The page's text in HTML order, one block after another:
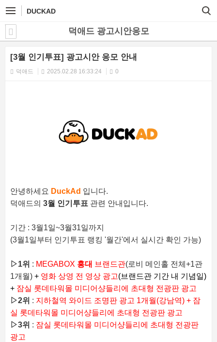
DUCKAD
덕애드 광고시안응모
[3월 인기투표] 광고시안 응모 안내
덕애드 2025.02.28 16:33:24 0
안녕하세요 DuckAd 입니다.
덕애드의 3월 인기투표 관련 안내입니다.
기간 : 3월1일~3월31일까지
(3월1일부터 인기투표 랭킹 '월간'에서 실시간 확인 가능)
▷1위 : MEGABOX 홍대 브랜드관(로비 메인홀 전체+1관
1개월) + 영화 상영 전 영상 광고(브랜드관 기간 내 기념일)
+ 잠실 롯데타워몰 미디어샹들리에 초대형 전광판 광고
▷2위 : 지하철역 와이드 조명판 광고 1개월(강남역) + 잠
실 롯데타워몰 미디어샹들리에 초대형 전광판 광고
▷3위 : 잠실 롯데타워몰 미디어샹들리에 초대형 전광판
광고